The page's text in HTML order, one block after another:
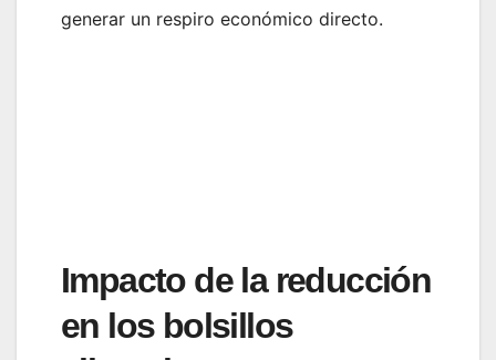
generar un respiro económico directo.
Impacto de la reducción
en los bolsillos